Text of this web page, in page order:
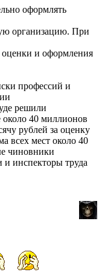
оформлять
организацию. При
оценки и оформления
профессий и
решили
около 40 миллионов
рублей за оценку
всех мест около 40
чиновники
инспекторы труда